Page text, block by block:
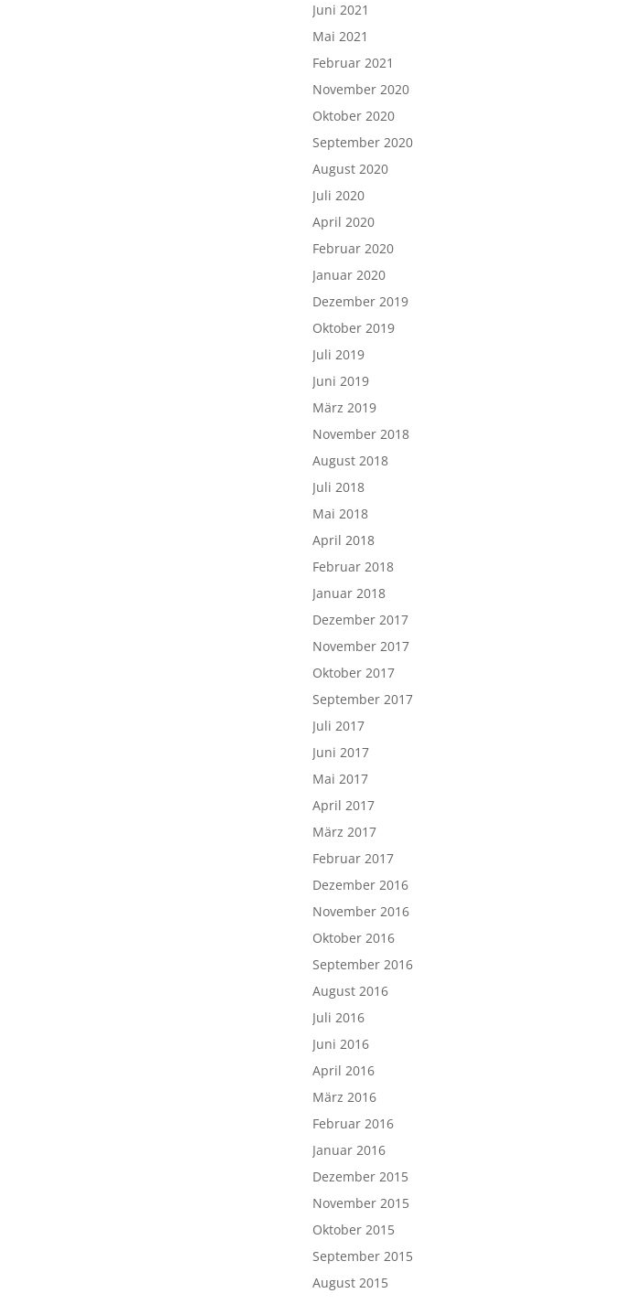
Juni 2021
Mai 2021
Februar 2021
November 2020
Oktober 2020
September 2020
August 2020
Juli 2020
April 2020
Februar 2020
Januar 2020
Dezember 2019
Oktober 2019
Juli 2019
Juni 2019
März 2019
November 2018
August 2018
Juli 2018
Mai 2018
April 2018
Februar 2018
Januar 2018
Dezember 2017
November 2017
Oktober 2017
September 2017
Juli 2017
Juni 2017
Mai 2017
April 2017
März 2017
Februar 2017
Dezember 2016
November 2016
Oktober 2016
September 2016
August 2016
Juli 2016
Juni 2016
April 2016
März 2016
Februar 2016
Januar 2016
Dezember 2015
November 2015
Oktober 2015
September 2015
August 2015